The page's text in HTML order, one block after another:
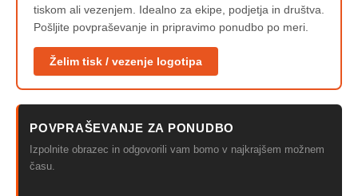
tiskom ali vezenjem. Idealno za ekipe, podjetja in društva.
Pošljite povpraševanje in pripravimo ponudbo po meri.
Želim tisk / vezenje logotipa
POVPRAŠEVANJE ZA PONUDBO
Izpolnite obrazec in odgovorili vam bomo v najkrajšem možnem
času.